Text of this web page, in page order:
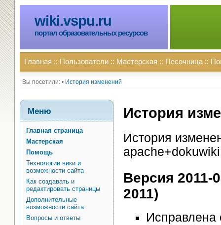
wiki.vspu.ru
портал образовательных ресурсов
Главная :: Пользователи :: Мастерская :: Песочница ::
Вы посетили: • История изменений
История
История
apache+dokuwiki
Версия 2011-
2011)
Исправлена
Меню
Главная страница
Мастерская
Помощь
Технологии вики и
возможности сайта
Как создавать и
редактировать страницы
Дополнительные
возможности сайта
Вопросы и ответы